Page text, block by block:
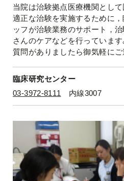
当院は治験拠点医療機関とし
適正な治験を実施するために
ッフが治験業務のサポート，
さんのケアなどを行っていま
質問がありましたら御気軽にご
臨床研究センター
03-3972-8111 内線3007